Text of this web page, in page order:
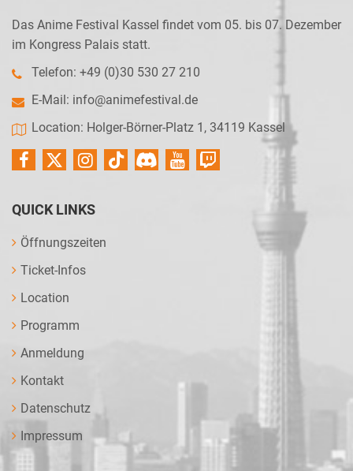
Das Anime Festival Kassel findet vom 05. bis 07. Dezember
im Kongress Palais statt.
Telefon: +49 (0)30 530 27 210
E-Mail: info@animefestival.de
Location: Holger-Börner-Platz 1, 34119 Kassel
QUICK LINKS
Öffnungszeiten
Ticket-Infos
Location
Programm
Anmeldung
Kontakt
Datenschutz
Impressum